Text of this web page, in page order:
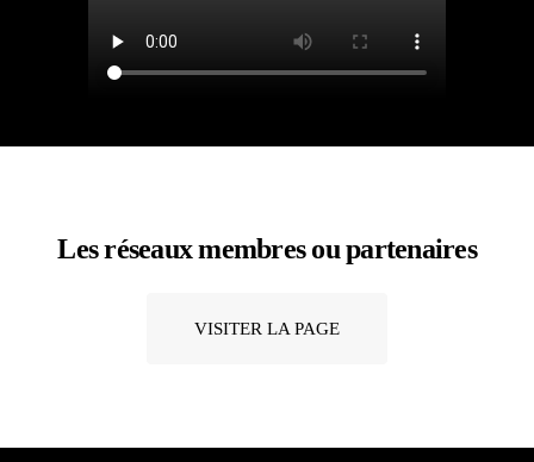
Les réseaux membres ou partenaires
VISITER LA PAGE